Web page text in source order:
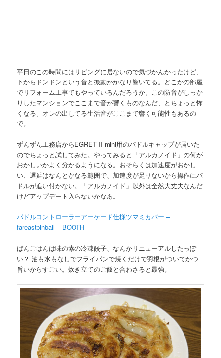
平日のこの時間にはリビングに居ないので気づかんかったけど、
下からドンドンという音と振動がかなり響いてる。どこかの部屋
でリフォーム工事でもやっているんだろうか。この防音がしっか
りしたマンションでここまで音が響くものなんだ、とちょっと怖
くなる、オレの出してる生活音がここまで響く可能性もあるの
で。
ずんずん工務店からEGRET II mini用のパドルキャップが届いた
のでちょっと試してみた。やってみると「アルカノイド」の何が
おかしいかよく分かるようになる。おそらくは加速度がおかし
い、遅延はなんとかなる範囲で、加速度が足りないから操作にパ
ドルが追い付かない。「アルカノイド」以外は全然大丈夫なんだ
けどアップデート入らないかなあ。
パドルコントローラーアーケード仕様ツマミカバー –
fareastpinball – BOOTH
ばんごはんは味の素の冷凍餃子、なんかリニューアルしたっぽ
い？ 油も水もなしでフライパンで焼くだけで羽根がついてかつ
旨いからすごい。炊き立てのご飯と合わさると最強。